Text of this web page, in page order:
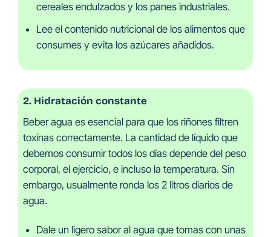
cereales endulzados y los panes industriales.
Lee el contenido nutricional de los alimentos que
consumes y evita los azúcares añadidos.
2. Hidratación constante
Beber agua es esencial para que los riñones filtren
toxinas correctamente. La cantidad de líquido que
debemos consumir todos los días depende del peso
corporal, el ejercicio, e incluso la temperatura. Sin
embargo, usualmente ronda los 2 litros diarios de
agua.
Dale un ligero sabor al agua que tomas con unas